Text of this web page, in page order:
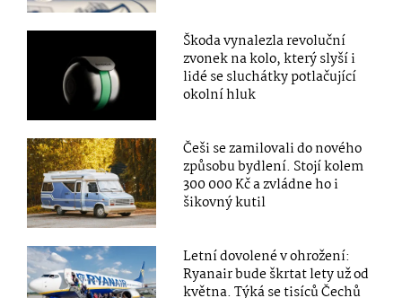
Škoda vynalezla revoluční
zvonek na kolo, který slyší i
lidé se sluchátky potlačující
okolní hluk
Češi se zamilovali do nového
způsobu bydlení. Stojí kolem
300 000 Kč a zvládne ho i
šikovný kutil
Letní dovolené v ohrožení:
Ryanair bude škrtat lety už od
května. Týká se tisíců Čechů